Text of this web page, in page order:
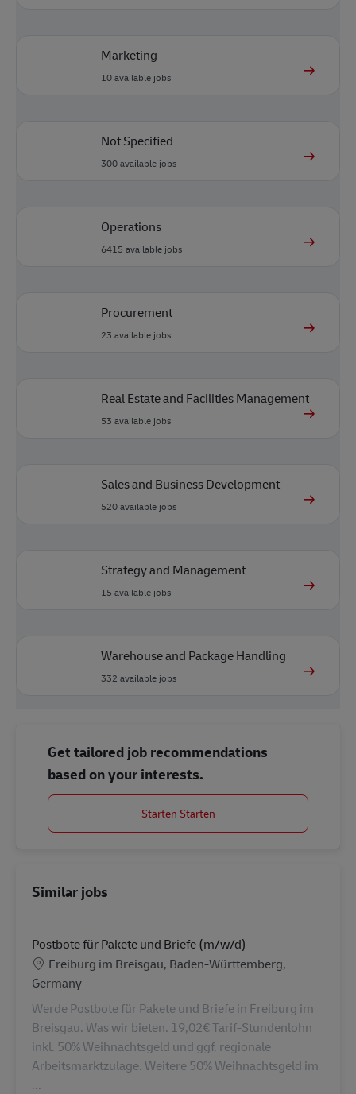
Marketing
10available jobs
Not Specified
300available jobs
Operations
6415 available jobs
Procurement
23 available jobs
Real Estate and Facilities Management
53 available jobs
Sales and Business Development
520available jobs
Strategy and Management
15 available jobs
Warehouse and Package Handling
332 available jobs
Get tailored job recommendations
based on your interests.
Starten Starten
Similar jobs
Postbote für Pakete und Briefe (m/w/d)
Location
Freiburg im Breisgau, Baden-Württemberg,
Germany
Werde Postbote für Pakete und Briefe in Freiburg im
Breisgau. Was wir bieten. 19,02€ Tarif-Stundenlohn
inkl. 50% Weihnachtsgeld und ggf. regionale
Arbeitsmarktzulage. Weitere 50% Weihnachtsgeld im
...